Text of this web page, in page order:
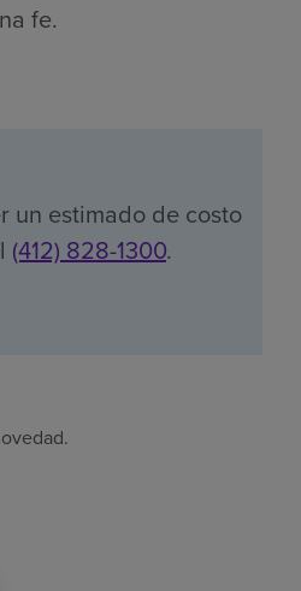
fe.
un estimado de costo
(412) 828-1300.